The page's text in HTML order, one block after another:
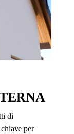
di
per